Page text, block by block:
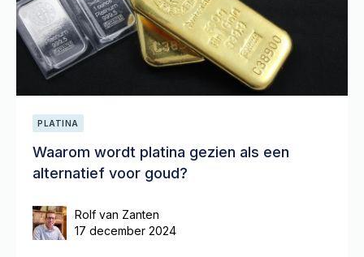
PLATINA
Waarom wordt platina gezien als een
alternatief voor goud?
Rolf van Zanten
17 december 2024